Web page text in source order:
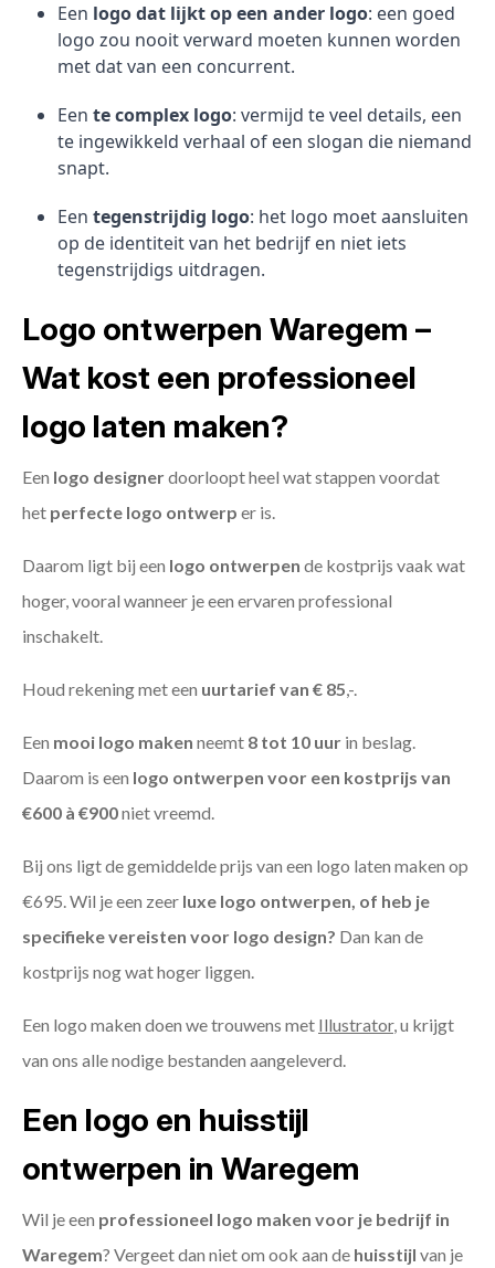
Een logo dat lijkt op een ander logo: een goed
logo zou nooit verward moeten kunnen worden
met dat van een concurrent.
Een te complex logo: vermijd te veel details, een
te ingewikkeld verhaal of een slogan die niemand
snapt.
Een tegenstrijdig logo: het logo moet aansluiten
op de identiteit van het bedrijf en niet iets
tegenstrijdigs uitdragen.
Logo ontwerpen Waregem –
Wat kost een professioneel
logo laten maken?
Een logo designerdoorloopt heel wat stappen voordat
het perfecte logo ontwerp er is.
Daarom ligt bij een logo ontwerpen de kostprijs vaak wat
hoger, vooral wanneer je een ervaren professional
inschakelt.
Houd rekening met een uurtarief van € 85,-.
Een mooi logo maken neemt 8 tot 10 uur in beslag.
Daarom is een logo ontwerpen voor een kostprijs van
€600 à €900niet vreemd.
Bij ons ligt de gemiddelde prijs van een logo laten maken op
€695. Wil je een zeer luxe logo ontwerpen, of heb je
specifieke vereisten voor logo design? Dan kan de
kostprijs nog wat hoger liggen.
Een logo maken doen we trouwens met Illustrator, u krijgt
van ons alle nodige bestanden aangeleverd.
Een logo en huisstijl
ontwerpen in Waregem
Wil je een professioneel logo maken voor je bedrijf in
Waregem? Vergeet dan niet om ook aan de huisstijl van je